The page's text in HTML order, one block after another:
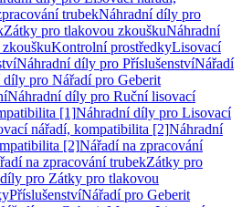
trubekNáhradní díly pro
Zátky pro tlakovou zkouškuNáhradní
Kontrolní prostředkyLisovací
Náhradní díly pro PříslušenstvíNářadí
díly pro Nářadí pro Geberit
Náhradní díly pro Ruční lisovací
[1]Náhradní díly pro Lisovací
nářadí, kompatibilita [2]Náhradní
[2]Nářadí na zpracování
na zpracování trubekZátky pro
pro Zátky pro tlakovou
PříslušenstvíNářadí pro Geberit